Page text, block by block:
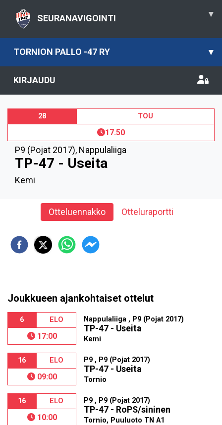
SEURANAVIGOINTI ▾
TORNION PALLO -47 RY ▾
KIRJAUDU
28 TOU
17.50
P9 (Pojat 2017), Nappulaliiga
TP-47 - Useita
Kemi
Otteluennakko Otteluraportti
Joukkueen ajankohtaiset ottelut
6 ELO
17:00
Nappulaliiga , P9 (Pojat 2017)
TP-47 - Useita
Kemi
16 ELO
09:00
P9 , P9 (Pojat 2017)
TP-47 - Useita
Tornio
16 ELO
10:00
P9 , P9 (Pojat 2017)
TP-47 - RoPS/sininen
Tornio, Puuluoto TN A1